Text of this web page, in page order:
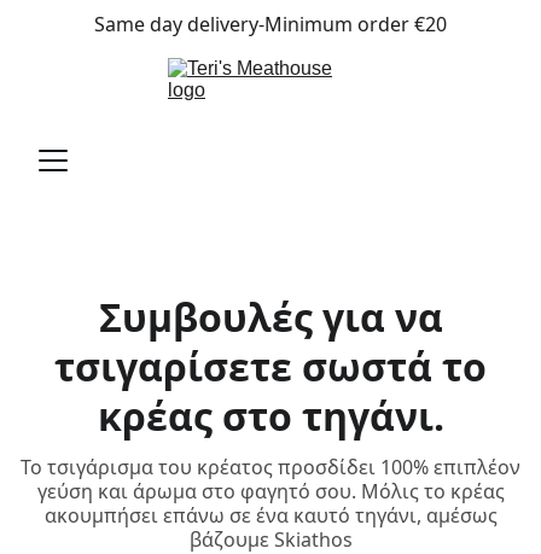
Same day delivery-Minimum order €20
Συμβουλές για να
τσιγαρίσετε σωστά το
κρέας στο τηγάνι.
Το τσιγάρισμα του κρέατος προσδίδει 100% επιπλέον
γεύση και άρωμα στο φαγητό σου. Μόλις το κρέας
ακουμπήσει επάνω σε ένα καυτό τηγάνι, αμέσως
βάζουμε Skiathos